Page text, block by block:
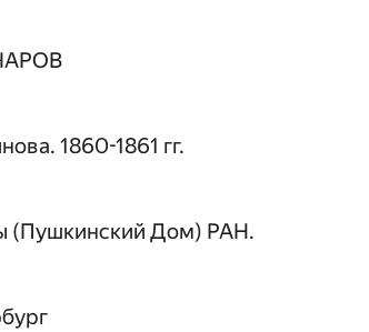
1860-1861 гг.
(Пушкинский Дом) РАН.